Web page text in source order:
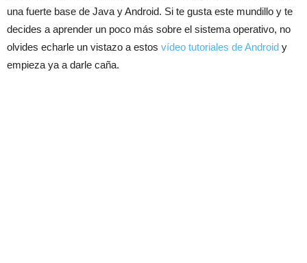
una fuerte base de Java y Android. Si te gusta este mundillo y te
decides a aprender un poco más sobre el sistema operativo, no
olvides echarle un vistazo a estos vídeo tutoriales de Android y
empieza ya a darle caña.